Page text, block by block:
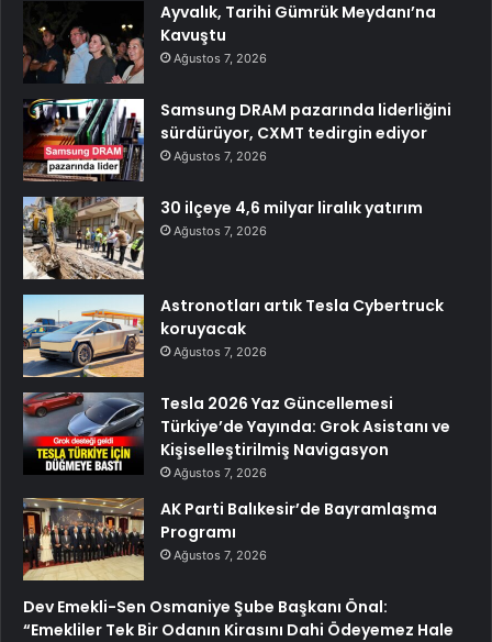
Ayvalık, Tarihi Gümrük Meydanı’na
Kavuştu
Ağustos 7, 2026
Samsung DRAM pazarında liderliğini
sürdürüyor, CXMT tedirgin ediyor
Ağustos 7, 2026
30 ilçeye 4,6 milyar liralık yatırım
Ağustos 7, 2026
Astronotları artık Tesla Cybertruck
koruyacak
Ağustos 7, 2026
Tesla 2026 Yaz Güncellemesi
Türkiye’de Yayında: Grok Asistanı ve
Kişiselleştirilmiş Navigasyon
Ağustos 7, 2026
AK Parti Balıkesir’de Bayramlaşma
Programı
Ağustos 7, 2026
Dev Emekli-Sen Osmaniye Şube Başkanı Önal:
“Emekliler Tek Bir Odanın Kirasını Dahi Ödeyemez Hale